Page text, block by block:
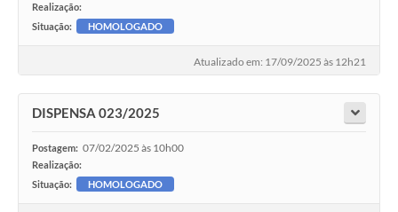
Realização:
Situação:
HOMOLOGADO
Atualizado em: 17/09/2025 às 12h21
DISPENSA 023/2025
Postagem: 07/02/2025 às 10h00
Realização:
Situação:
HOMOLOGADO